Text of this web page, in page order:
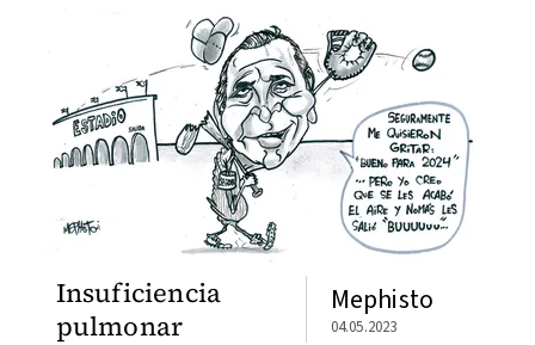
Insuficiencia
pulmonar
Mephisto
04.05.2023